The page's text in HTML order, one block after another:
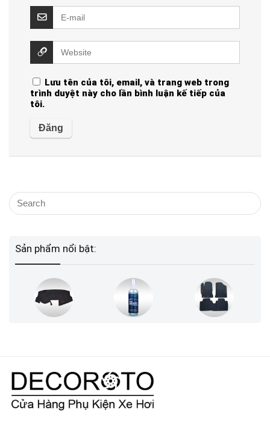
Lưu tên của tôi, email, và trang web trong
trình duyệt này cho lần bình luận kế tiếp của
tôi.
Sản phẩm nổi bật: